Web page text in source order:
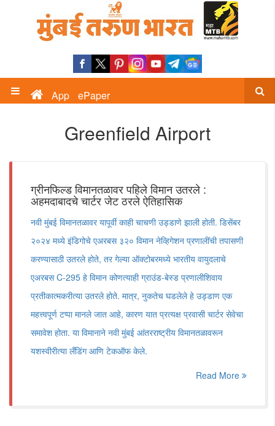
App ePaper
Greenfield Airport
ग्रीनफिल्ड विमानतळावर पहिले विमान उतरले :
अहमदाबादचे चार्टर जेट ठरले ऐतिहासिक
नवी मुंबई विमानतळावर यापूर्वी काही चाचणी उड्डाणे झाली होती. डिसेंबर
२०२४ मध्ये इंडिगोचे एअरबस ३२० विमान नेव्हिगेशन प्रणालींची तपासणी
करण्यासाठी उतरले होते, तर गेल्या ऑक्टोबरमध्ये भारतीय वायुदलाचे
एअरबस C-295 हे विमान कोणत्याही ग्राउंड-बेस्ड प्रणालीशिवाय
प्रतीकात्मकरीत्या उतरले होते. मात्र, नुकतेच घडलेले हे उड्डाण एक
महत्त्वपूर्ण टप्पा मानले जात आहे, कारण यात प्रत्यक्ष प्रवासी चार्टर सेवेचा
समावेश होता. या विमानाने नवी मुंबई आंतरराष्ट्रीय विमानतळावरून
यशस्वीरीत्या लँडिंग आणि टेकऑफ केले.
Read More